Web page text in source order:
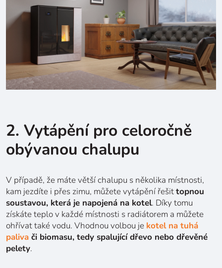
2. Vytápění pro celoročně
obývanou chalupu
V případě, že máte větší chalupu s několika místnosti,
kam jezdíte i přes zimu, můžete vytápění řešittopnou
soustavou, která je napojená na kotel. Díky tomu
získáte teplo v každé místnosti s radiátorem a můžete
ohřívat také vodu. Vhodnou volbou je kotel na tuhá
paliva či biomasu, tedy spalující dřevo nebo dřevěné
pelety.